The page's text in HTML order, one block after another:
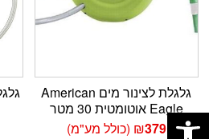
גלגלת לצינור מים American
Eagle אוטומטית 30 מטר
₪379 (כולל מע"מ)
פתח סרגל נגישות